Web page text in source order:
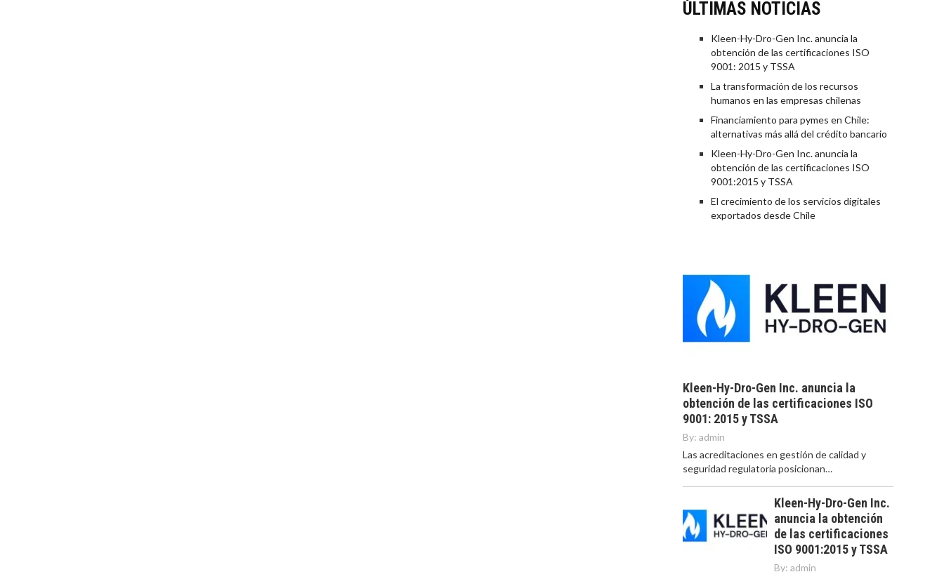
ÚLTIMAS NOTICIAS
Kleen-Hy-Dro-Gen Inc. anuncia la
obtención de las certificaciones ISO
9001: 2015 y TSSA
La transformación de los recursos
humanos en las empresas chilenas
Financiamiento para pymes en Chile:
alternativas más allá del crédito bancario
Kleen-Hy-Dro-Gen Inc. anuncia la
obtención de las certificaciones ISO
9001:2015 y TSSA
El crecimiento de los servicios digitales
exportados desde Chile
Kleen-Hy-Dro-Gen Inc. anuncia la
obtención de las certificaciones ISO
9001: 2015 y TSSA
By: admin
Las acreditaciones en gestión de calidad y
seguridad regulatoria posicionan…
Kleen-Hy-Dro-Gen Inc.
anuncia la obtención
de las certificaciones
ISO 9001:2015 y TSSA
By: admin